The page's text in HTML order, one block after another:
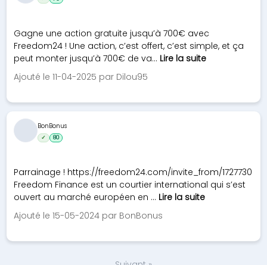
Gagne une action gratuite jusqu’à 700€ avec
Freedom24 ! Une action, c’est offert, c’est simple, et ça
peut monter jusqu’à 700€ de va... Lire la suite
Ajouté le 11-04-2025 par Dilou95
Parrainage ! https://freedom24.com/invite_from/1727730
Freedom Finance est un courtier international qui s’est
ouvert au marché européen en ... Lire la suite
Ajouté le 15-05-2024 par BonBonus
BonBonus
✓ 80